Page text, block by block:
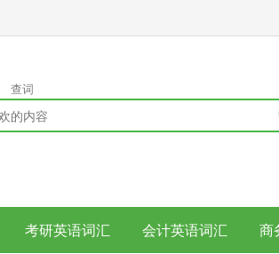
查词
考研英语词汇 会计英语词汇 商